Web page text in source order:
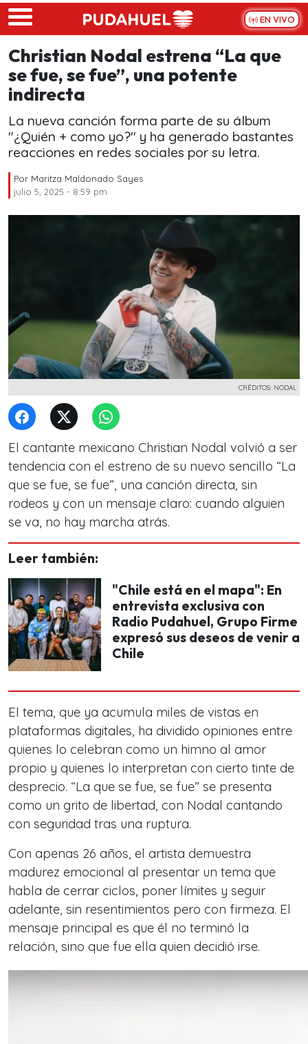
Skip to main content
EN VIVO
Christian Nodal estrena “La que
se fue, se fue”, una potente
indirecta
La nueva canción forma parte de su álbum
"¿Quién + como yo?" y ha generado bastantes
reacciones en redes sociales por su letra.
Por Maritza Maldonado Sayes
julio 5, 2025 - 8:59 pm
CRÉDITOS: NODAL
El cantante mexicano Christian Nodal volvió a ser
tendencia con el estreno de su nuevo sencillo “La
que se fue, se fue”, una canción directa, sin
rodeos y con un mensaje claro: cuando alguien
se va, no hay marcha atrás.
Leer también:
"Chile está en el mapa": En
entrevista exclusiva con
Radio Pudahuel, Grupo Firme
expresó sus deseos de venir a
Chile
El tema, que ya acumula miles de vistas en
plataformas digitales, ha dividido opiniones entre
quienes lo celebran como un himno al amor
propio y quienes lo interpretan con cierto tinte de
desprecio. “La que se fue, se fue” se presenta
como un grito de libertad, con Nodal cantando
con seguridad tras una ruptura.
Con apenas 26 años, el artista demuestra
madurez emocional al presentar un tema que
habla de cerrar ciclos, poner límites y seguir
adelante, sin resentimientos pero con firmeza. El
mensaje principal es que él no terminó la
relación, sino que fue ella quien decidió irse.